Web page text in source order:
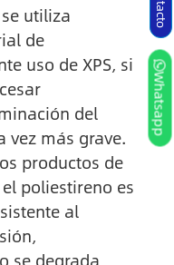
utiliza
de
uso de XPS, si
del
vez más grave.
productos de
poliestireno es
al
Whatsapp